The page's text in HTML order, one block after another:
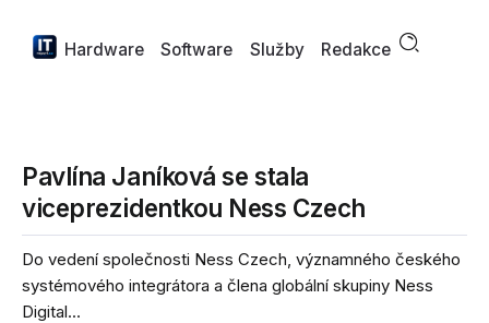
Hardware Software Služby Redakce
Pavlína Janíková se stala
viceprezidentkou Ness Czech
Do vedení společnosti Ness Czech, významného českého
systémového integrátora a člena globální skupiny Ness
Digital...